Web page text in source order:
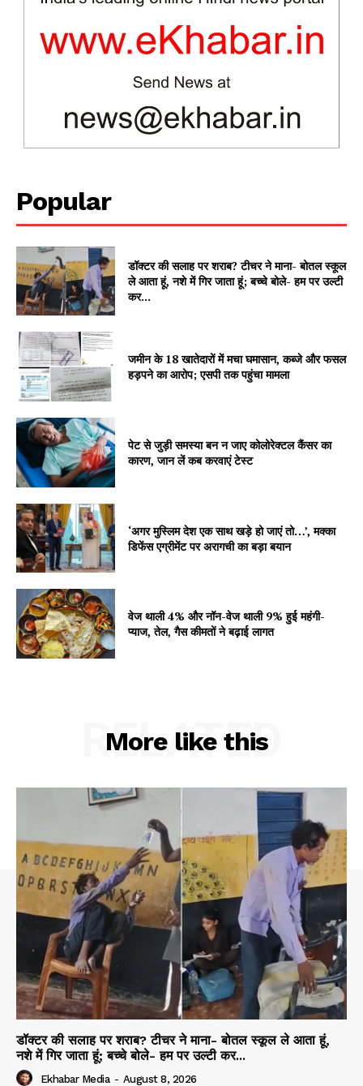
About
Subscription Plans
My account
Popular
डॉक्टर की सलाह पर शराब? टीचर ने माना- बोतल स्कूल
ले आता हूं, नशे में गिर जाता हूं; बच्चे बोले- हम पर उल्टी
कर...
जमीन के 18 खातेदारों में मचा घमासान, कब्जे और फसल
हड़पने का आरोप; एसपी तक पहुंचा मामला
पेट से जुड़ी समस्या बन न जाए कोलोरेक्टल कैंसर का
कारण, जान लें कब करवाएं टेस्ट
‘अगर मुस्लिम देश एक साथ खड़े हो जाएं तो…’, मक्का
डिफेंस एग्रीमेंट पर अरागची का बड़ा बयान
वेज थाली 4% और नॉन-वेज थाली 9% हुई महंगी-
प्याज, तेल, गैस कीमतों ने बढ़ाई लागत
More like this
RELATED
डॉक्टर की सलाह पर शराब? टीचर ने माना- बोतल स्कूल ले आता हूं,
नशे में गिर जाता हूं; बच्चे बोले- हम पर उल्टी कर...
Ekhabar Media - August 8, 2026